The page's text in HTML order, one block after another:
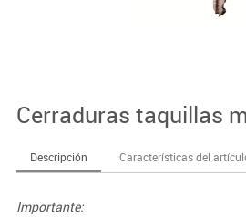
Cerraduras taquillas
Descripción Características del
Importante: